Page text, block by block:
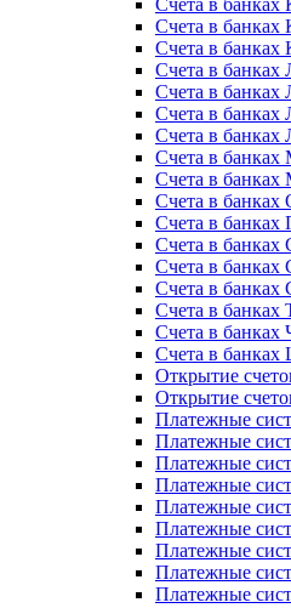
Счета в банках
Счета в банках
Счета в банках
Счета в банках
Счета в банках
Счета в банках
Счета в банках
Счета в банках
Счета в банках
Счета в
Счета в банках
Счета в банках
Счета в банках
Счета в
Счета в банках
Счета в банках
Счета в
Открытие
Открытие
Платежные
Платежные
Платежные
Платежные
Платежные
Платежные
Платежные
Платежные
Платежные